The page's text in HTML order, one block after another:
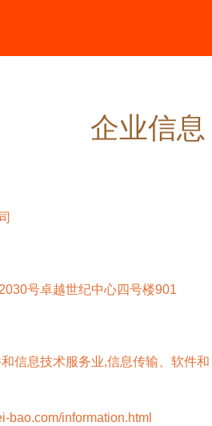
企业信
号卓越世纪中心四号楼901
信息技术服务业,信息传输、软件和
bao.com/information.html